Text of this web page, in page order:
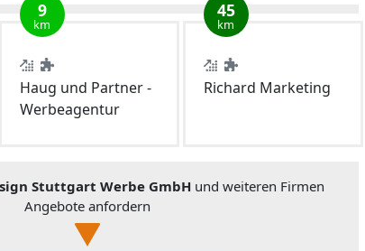
9
km
Haug und Partner -
Werbeagentur
45
km
Richard Marketing
Stuttgart Werbe GmbHund weiteren Firmen
Angebote anfordern